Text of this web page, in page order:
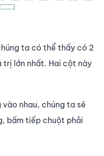
ta có thể thấy có 2
lớn nhất. Hai cột này
nhau, chúng ta sẽ
bấm tiếp chuột phải